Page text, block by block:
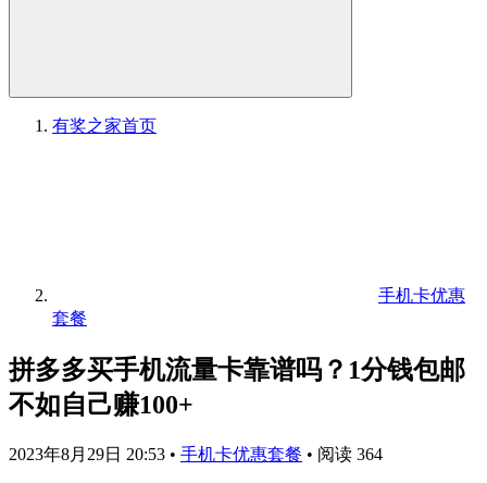
有奖之家首页
手机卡优惠
套餐
拼多多买手机流量卡靠谱吗？1分钱包邮
不如自己赚100+
2023年8月29日 20:53 • 手机卡优惠套餐 • 阅读 364